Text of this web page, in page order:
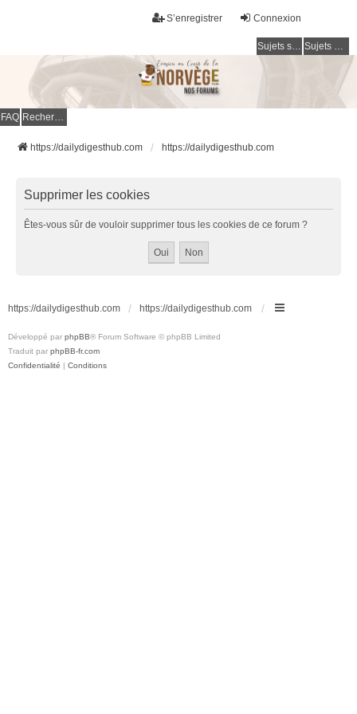
Connexion
S’enregistrer
Sujets sans réponse Sujets actifs
FAQ Rechercher
https://dailydigesthub.com https://dailydigesthub.com
Supprimer les cookies
Êtes-vous sûr de vouloir supprimer tous les cookies de ce forum ?
https://dailydigesthub.com https://dailydigesthub.com
Développé par phpBB® Forum Software © phpBB Limited
Traduit par phpBB-fr.com
Confidentialité | Conditions